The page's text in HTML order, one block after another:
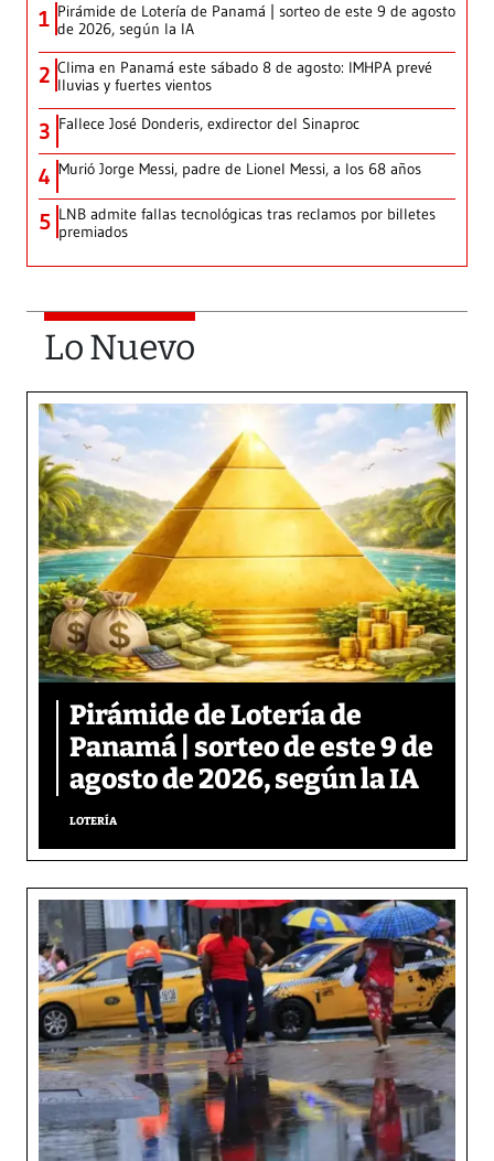
1 Pirámide de Lotería de Panamá | sorteo de este 9 de agosto
de 2026, según la IA
2 Clima en Panamá este sábado 8 de agosto: IMHPA prevé
lluvias y fuertes vientos
3 Fallece José Donderis, exdirector del Sinaproc
4 Murió Jorge Messi, padre de Lionel Messi, a los 68 años
5 LNB admite fallas tecnológicas tras reclamos por billetes
premiados
Lo Nuevo
Pirámide de Lotería de
Panamá | sorteo de este 9 de
agosto de 2026, según la IA
LOTERÍA